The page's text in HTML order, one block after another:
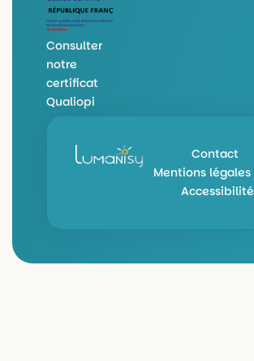
Consulter
notre
certificat
Qualiopi
Contact
Mentions légales
Accessibilité